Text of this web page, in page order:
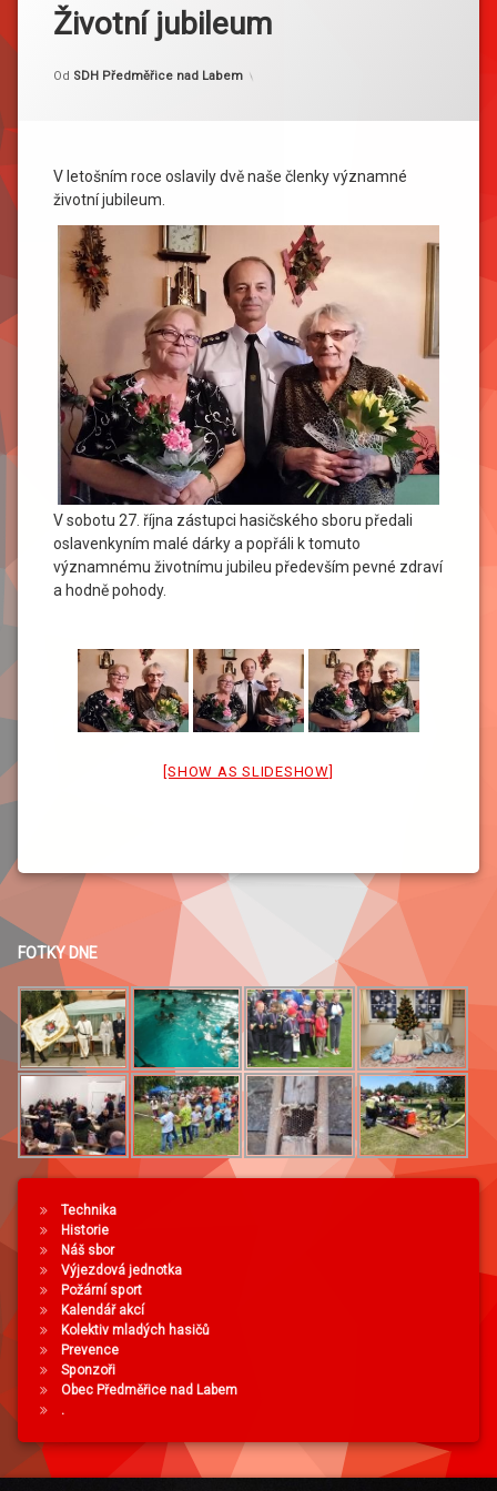
Životní jubileum
Publikováno27. 10. 2018
Aktualizováno 27. 10. 2018
Od SDH Předměřice nad Labem
V letošním roce oslavily dvě naše členky významné
životní jubileum.
V sobotu 27. října zástupci hasičského sboru předali
oslavenkyním malé dárky a popřáli k tomuto
významnému životnímu jubileu především pevné zdraví
a hodně pohody.
[SHOW AS SLIDESHOW]
FOTKY DNE
Technika
Historie
Náš sbor
Výjezdová jednotka
Požární sport
Kalendář akcí
Kolektiv mladých hasičů
Prevence
Sponzoři
Obec Předměřice nad Labem
.